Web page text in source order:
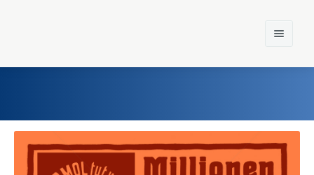
Home
Einst und Heute